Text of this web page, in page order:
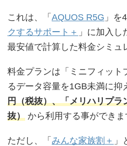
これは、「 AQUOS R5G 」を
クするサポート＋ 」に加入し
最安値で計算した料金シミュ
料金プランは「ミニフィット
るデータ容量を1GB未満に抑
円（税抜）、「メリハリプラ
抜） から利用する事ができま
ただし、「 みんな家族割＋ 」